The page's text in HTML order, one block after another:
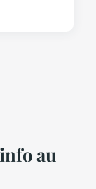
au